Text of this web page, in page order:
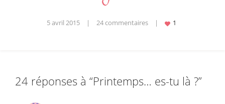
5 avril 2015 | 24 commentaires |
24 réponses à “Printemps… es-tu là ?”